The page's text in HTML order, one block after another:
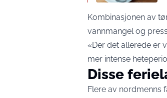
Kombinasjonen av
vannmangel og
«Der det allerede er
mer intense
Disse
Flere av nordmenns